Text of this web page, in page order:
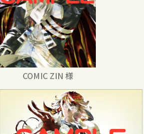
COMIC ZIN 様